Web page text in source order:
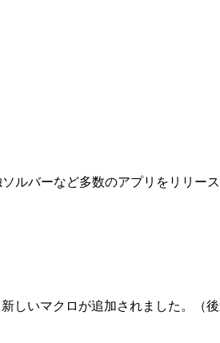
バーなど多数のアプリをリリース
しいマクロが追加されました。（